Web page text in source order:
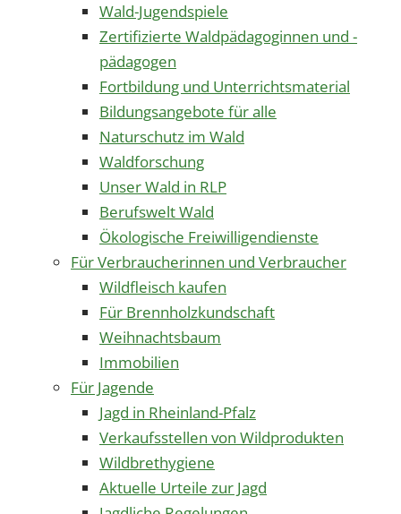
Wald-Jugendspiele
Zertifizierte Waldpädagoginnen und -
pädagogen
Fortbildung und Unterrichtsmaterial
Bildungsangebote für alle
Naturschutz im Wald
Waldforschung
Unser Wald in RLP
Berufswelt Wald
Ökologische Freiwilligendienste
Für Verbraucherinnen und Verbraucher
Wildfleisch kaufen
Für Brennholzkundschaft
Weihnachtsbaum
Immobilien
Für Jagende
Jagd in Rheinland-Pfalz
Verkaufsstellen von Wildprodukten
Wildbrethygiene
Aktuelle Urteile zur Jagd